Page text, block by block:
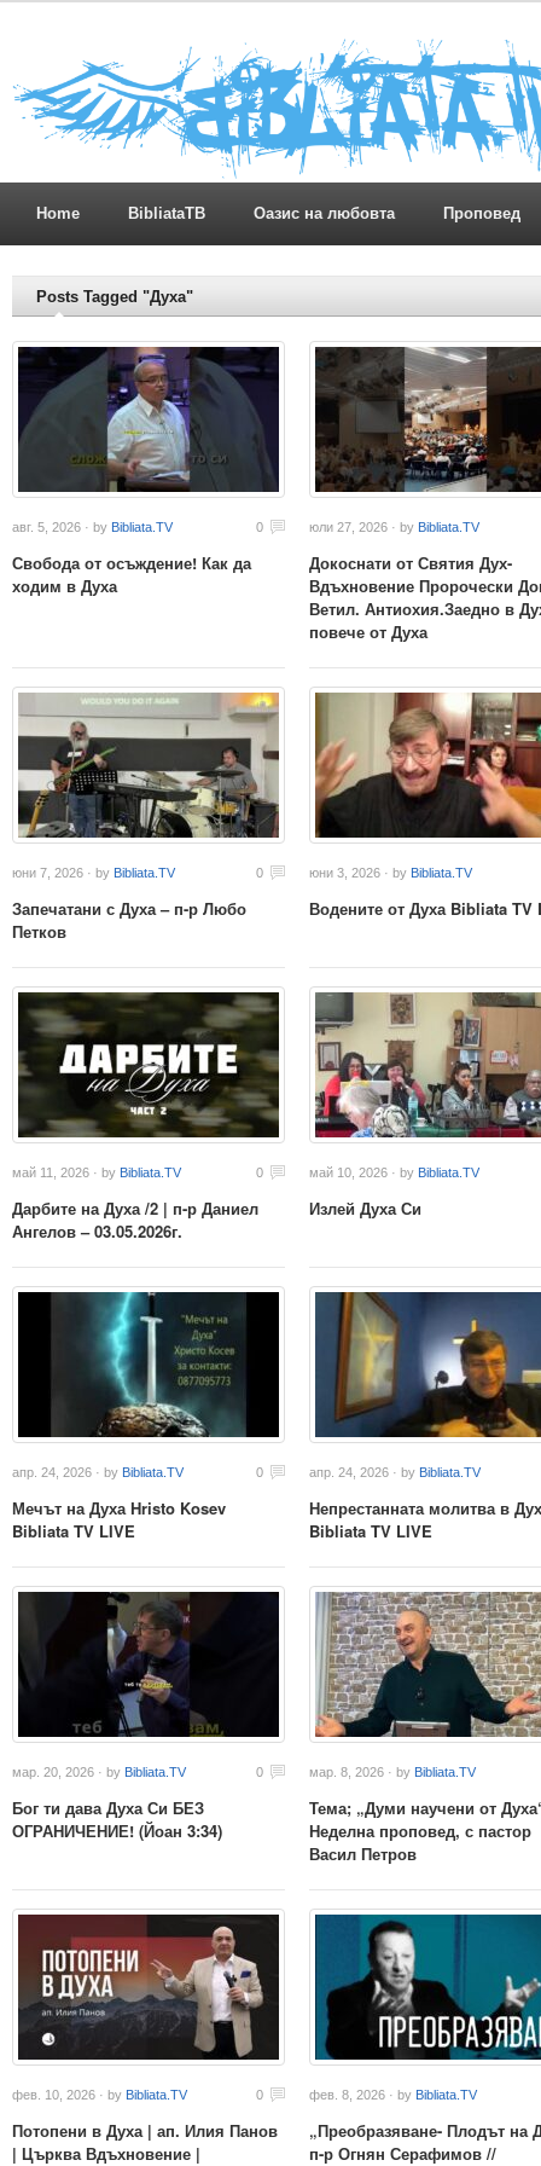
Home BibliataTB Оазис на любовта Проповед
Posts Tagged "Духа"
авг. 5, 2026 · by Bibliata.TV 0
Свобода от осъждение! Как да
ходим в Духа
юли 27, 2026 · by Bibliata.TV
Докоснати от Святия Дух-
Вдъхновение Пророчески
Ветил. Антиохия.Заедно в
повече от Духа
юни 7, 2026 · by Bibliata.TV 0
Запечатани с Духа – п-р Любо
Петков
юни 3, 2026 · by Bibliata.TV
Водените от Духа Bibliata TV
май 11, 2026 · by Bibliata.TV 0
Дарбите на Духа /2 | п-р Даниел
Ангелов – 03.05.2026г.
май 10, 2026 · by Bibliata.TV
Излей Духа Си
апр. 24, 2026 · by Bibliata.TV 0
Мечът на Духа Hristo Kosev
Bibliata TV LIVE
апр. 24, 2026 · by Bibliata.TV
Непрестанната молитва в
Bibliata TV LIVE
мар. 20, 2026 · by Bibliata.TV 0
Бог ти дава Духа Си БЕЗ
ОГРАНИЧЕНИЕ! (Йоан 3:34)
мар. 8, 2026 · by Bibliata.TV
Тема; „Думи научени от
Неделна проповед, с пастор
Васил Петров
фев. 10, 2026 · by Bibliata.TV 0
Потопени в Духа | ап. Илия Панов
| Църква Вдъхновение |
фев. 8, 2026 · by Bibliata.TV
„Преобразяване- Плодът на
п-р Огнян Серафимов //